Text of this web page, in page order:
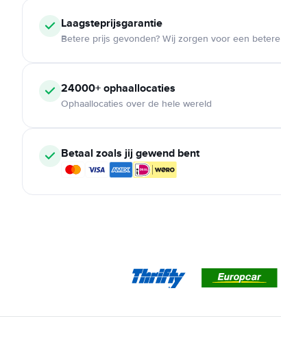
Laagsteprijsgarantie
Betere prijs gevonden? Wij zorgen voor een
24000+ ophaallocaties
Ophaallocaties over de hele wereld
Betaal zoals jij gewend bent